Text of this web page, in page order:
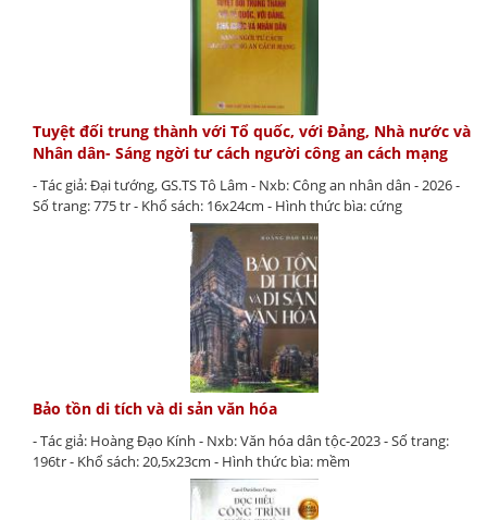
Tuyệt đối trung thành với Tổ quốc, với Đảng, Nhà nước và
Nhân dân- Sáng ngời tư cách người công an cách mạng
- Tác giả: Đại tướng, GS.TS Tô Lâm - Nxb: Công an nhân dân - 2026 -
Số trang: 775 tr - Khổ sách: 16x24cm - Hình thức bìa: cứng
Bảo tồn di tích và di sản văn hóa
- Tác giả: Hoàng Đạo Kính - Nxb: Văn hóa dân tộc-2023 - Số trang:
196tr - Khổ sách: 20,5x23cm - Hình thức bìa: mềm